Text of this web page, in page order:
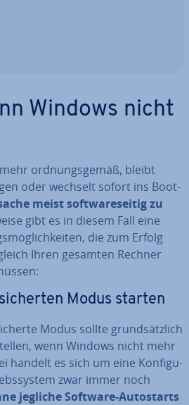
Windows nicht
ord­nungs­ge­mäß, bleibt
oder wechselt sofort ins Boot-
meist soft­ware­sei­tig zu
gibt es in diesem Fall eine
die zum Erfolg
Ihren gesamten Rechner
Modus starten
Modus sollte grund­sätz­lich
wenn Windows nicht mehr
handelt es sich um eine Kon­fi­gu­
zwar immer noch
jegliche Software-Au­to­starts